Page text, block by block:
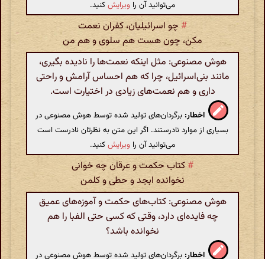
می‌توانید آن را ویرایشکنید.
# چو اسرائیلیان، کفران نعمت
مکن، چون هست هم سلوی و هم من
هوش مصنوعی: مثل اینکه نعمت‌ها را نادیده بگیری،
مانند بنی‌اسرائیل، چرا که هم احساس آرامش و راحتی
داری و هم نعمت‌های زیادی در اختیارت است.
اخطار: برگردان‌های تولید شده توسط هوش مصنوعی در
بسیاری از موارد نادرستند. اگر این متن به نظرتان نادرست است
می‌توانید آن را ویرایشکنید.
#کتاب حکمت و عرقان چه خوانی
نخوانده ابجد و حطی و کلمن
هوش مصنوعی: کتاب‌های حکمت و آموزه‌های عمیق
چه فایده‌ای دارد، وقتی که کسی حتی الفبا را هم
نخوانده باشد؟
اخطار: برگردان‌های تولید شده توسط هوش مصنوعی در